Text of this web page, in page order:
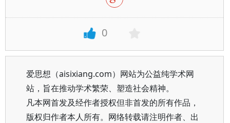
0
爱思想（aisixiang.com）网站为公益纯学术网
站，旨在推动学术繁荣、塑造社会精神。
凡本网首发及经作者授权但非首发的所有作品，
版权归作者本人所有。网络转载请注明作者、出